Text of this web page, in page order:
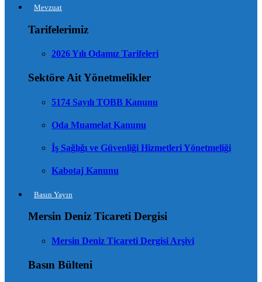
Mevzuat
Tarifelerimiz
2026 Yılı Odamız Tarifeleri
Sektöre Ait Yönetmelikler
5174 Sayılı TOBB Kanunu
Oda Muamelat Kanunu
İş Sağlığı ve Güvenliği Hizmetleri Yönetmeliği
Kabotaj Kanunu
Basın Yayın
Mersin Deniz Ticareti Dergisi
Mersin Deniz Ticareti Dergisi Arşivi
Basın Bülteni